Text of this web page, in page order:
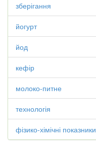
зберігання
йогурт
йод
кефір
молоко-питне
технологія
фізико-хімічні показники